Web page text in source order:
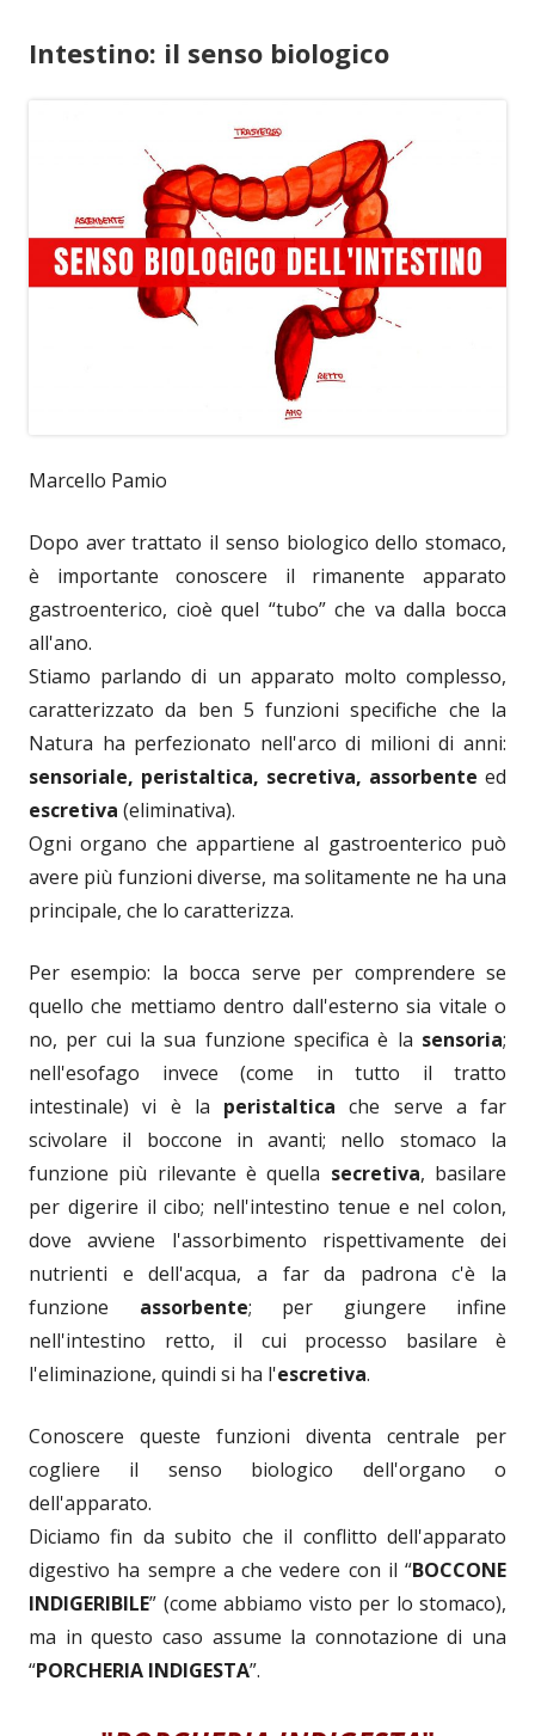
Intestino: il senso biologico
Marcello Pamio
Dopo aver trattato il senso biologico dello stomaco,
è importante conoscere il rimanente apparato
gastroenterico, cioè quel “tubo” che va dalla bocca
all'ano.
Stiamo parlando di un apparato molto complesso,
caratterizzato da ben 5 funzioni specifiche che la
Natura ha perfezionato nell'arco di milioni di anni:
sensoriale, peristaltica, secretiva, assorbente ed
escretiva (eliminativa).
Ogni organo che appartiene al gastroenterico può
avere più funzioni diverse, ma solitamente ne ha una
principale, che lo caratterizza.
Per esempio: la bocca serve per comprendere se
quello che mettiamo dentro dall'esterno sia vitale o
no, per cui la sua funzione specifica è la sensoria;
nell'esofago invece (come in tutto il tratto
intestinale) vi è la peristaltica che serve a far
scivolare il boccone in avanti; nello stomaco la
funzione più rilevante è quella secretiva, basilare
per digerire il cibo; nell'intestino tenue e nel colon,
dove avviene l'assorbimento rispettivamente dei
nutrienti e dell'acqua, a far da padrona c'è la
funzione assorbente; per giungere infine
nell'intestino retto, il cui processo basilare è
l'eliminazione, quindi si ha l'escretiva.
Conoscere queste funzioni diventa centrale per
cogliere il senso biologico dell'organo o
dell'apparato.
Diciamo fin da subito che il conflitto dell'apparato
digestivo ha sempre a che vedere con il “BOCCONE
INDIGERIBILE” (come abbiamo visto per lo stomaco),
ma in questo caso assume la connotazione di una
“PORCHERIA INDIGESTA”.